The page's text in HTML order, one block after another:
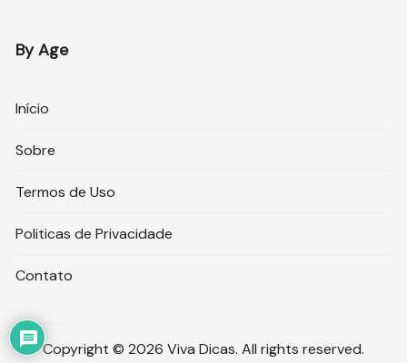
By Age
Início
Sobre
Termos de Uso
Politicas de Privacidade
Contato
Copyright © 2026 Viva Dicas. All rights reserved.